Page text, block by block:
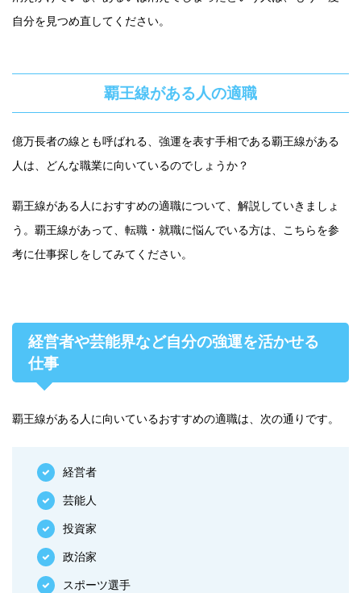
自分を見つめ直してください。
覇王線がある人の適職
億万長者の線とも呼ばれる、強運を表す手相である覇王線がある
人は、どんな職業に向いているのでしょうか？
覇王線がある人におすすめの適職について、解説していきましょ
う。覇王線があって、転職・就職に悩んでいる方は、こちらを参
考に仕事探しをしてみてください。
経営者や芸能界など自分の強運を活かせる
仕事
覇王線がある人に向いているおすすめの適職は、次の通りです。
経営者
芸能人
投資家
政治家
スポーツ選手